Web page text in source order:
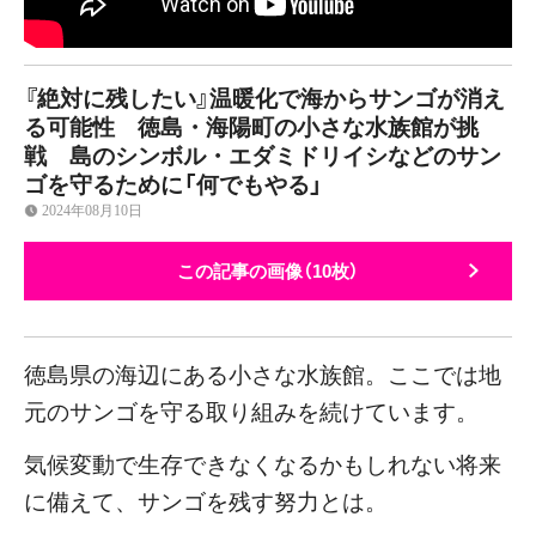
『絶対に残したい』温暖化で海からサンゴが消え
る可能性 徳島・海陽町の小さな水族館が挑
戦 島のシンボル・エダミドリイシなどのサン
ゴを守るために「何でもやる」
2024年08月10日
この記事の画像（10枚）
徳島県の海辺にある小さな水族館。ここでは地
元のサンゴを守る取り組みを続けています。
気候変動で生存できなくなるかもしれない将来
に備えて、サンゴを残す努力とは。